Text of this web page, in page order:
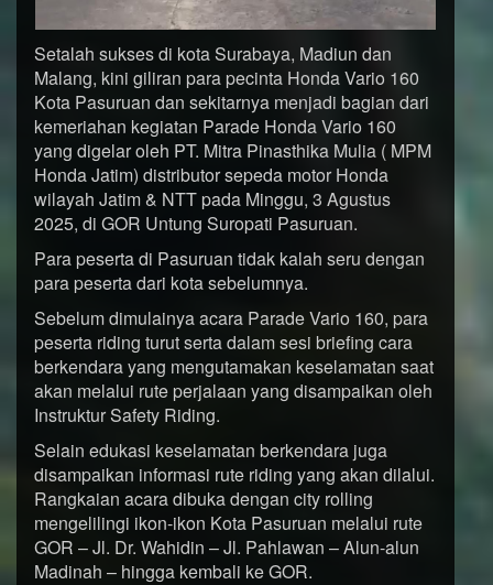
Setalah sukses di kota Surabaya, Madiun dan
Malang, kini giliran para pecinta Honda Vario 160
Kota Pasuruan dan sekitarnya menjadi bagian dari
kemeriahan kegiatan Parade Honda Vario 160
yang digelar oleh PT. Mitra Pinasthika Mulia ( MPM
Honda Jatim) distributor sepeda motor Honda
wilayah Jatim & NTT pada Minggu, 3 Agustus
2025, di GOR Untung Suropati Pasuruan.
Para peserta di Pasuruan tidak kalah seru dengan
para peserta dari kota sebelumnya.
Sebelum dimulainya acara Parade Vario 160, para
peserta riding turut serta dalam sesi briefing cara
berkendara yang mengutamakan keselamatan saat
akan melalui rute perjalaan yang disampaikan oleh
Instruktur Safety Riding.
Selain edukasi keselamatan berkendara juga
disampaikan informasi rute riding yang akan dilalui.
Rangkaian acara dibuka dengan city rolling
mengelilingi ikon-ikon Kota Pasuruan melalui rute
GOR – Jl. Dr. Wahidin – Jl. Pahlawan – Alun-alun
Madinah – hingga kembali ke GOR.